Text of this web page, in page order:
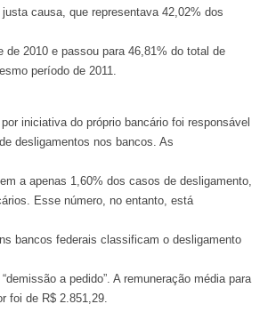
causa, que representava 42,02% dos
de 2010 e passou para 46,81% do total de
período de 2011.
iniciativa do próprio bancário foi responsável
desligamentos nos bancos. As
a apenas 1,60% dos casos de desligamento,
Esse número, no entanto, está
bancos federais classificam o desligamento
a pedido”. A remuneração média para
foi de R$ 2.851,29.